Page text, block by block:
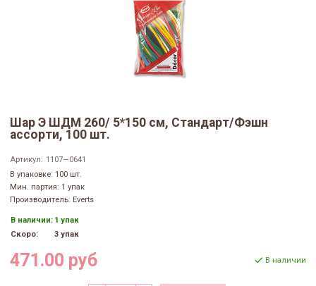
Шар Э ШДМ 260/ 5*150 см, Стандарт/Фэшн
ассорти, 100 шт.
Артикул: 1107—0641
В упаковке: 100 шт.
Мин. партия: 1 упак
Производитель: Everts
В наличии: 1 упак
Скоро:
3 упак
471.00 руб В наличии